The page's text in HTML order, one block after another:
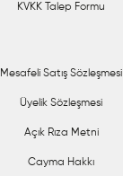
KVKK Talep Formu
Mesafeli Satış Sözleşmesi
Üyelik Sözleşmesi
Açık Rıza Metni
Cayma Hakkı